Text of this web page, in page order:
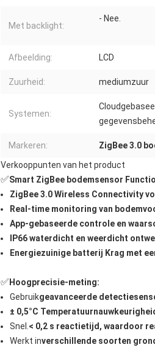
Met backlight:
- Nee.
Afbeelding: LCD
Zuurheid: mediumzuur
Systemen:
Markeren: ZigBee 3.0
Verkooppunten van het product
✅Smart ZigBee bodemsensor
ZigBee 3.0 Wireless Connectivity
Real-time monitoring van
App-gebaseerde controle en
IP66 waterdicht en weerdicht
Energiezuinige batterij Krag met
✅ Hoogprecisie-meting:
Gebruikgeavanceerde
± 0,5°C
Snel.< 0,2 s reactietijd, waardoor
Werkt inverschillende soorten